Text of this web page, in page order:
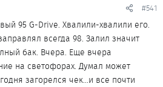
#541
95 G-Drive. Хвалили-хвалили его.
всегда 98. Залил значит
бак. Вчера. Еще вчера
на светофорах. Думал может
загорелся чек...и все почти